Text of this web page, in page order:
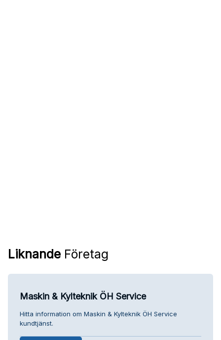
Liknande Företag
Maskin & Kylteknik ÖH Service
Hitta information om Maskin & Kylteknik ÖH Service
kundtjänst.